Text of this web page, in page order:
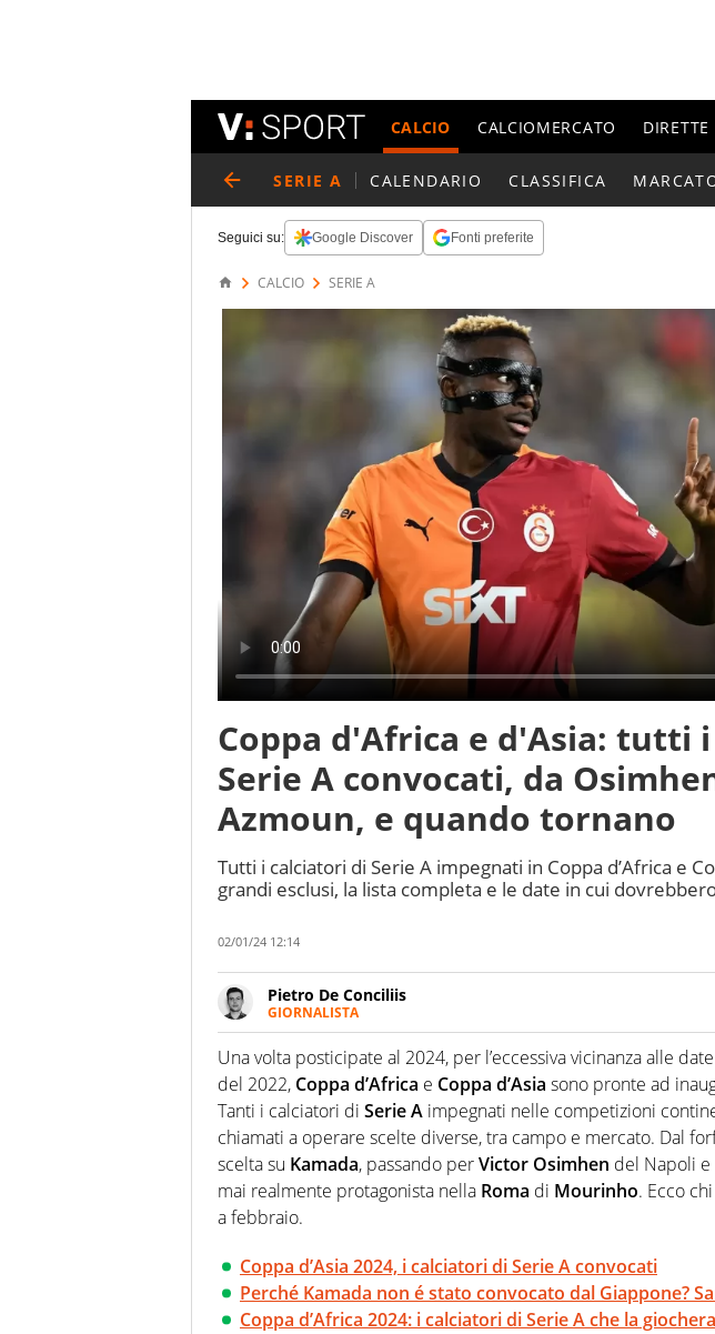
CALCIO CALCIOMERCATO DIRETTE
SERIE A CALENDARIO CLASSIFICA
Seguici su: Google Discover Fonti preferite
CALCIO SERIE A
Coppa d'Africa e d'Asia: tutti
Serie A convocati, da
Azmoun, e quando tornano
Tutti i calciatori di Serie A impegnati in Coppa d’Africa e
grandi esclusi, la lista completa e le date in cui
02/01/24 12:14
Pietro De Conciliis
GIORNALISTA
Giornalista pubblicista e speaker radiofonico, per Virgilio
uno sguardo attento e competente sui campionati di Serie
Una volta posticipate al 2024, per l’eccessiva vicinanza alle
del 2022, Coppa d’Africa e Coppa d’Asia sono pronte ad
Tanti i calciatori di Serie A impegnati nelle competizioni
chiamati a operare scelte diverse, tra campo e mercato. Dal
scelta su Kamada, passando perVictor Osimhen del Napoli e
mai realmente protagonista nella Roma di Mourinho. Ecco
a febbraio.
Coppa d’Asia 2024, i calciatori di Serie A convocati
Perché Kamada non é stato convocato dal Giappone?
Coppa d’Africa 2024: i calciatori di Serie A che la